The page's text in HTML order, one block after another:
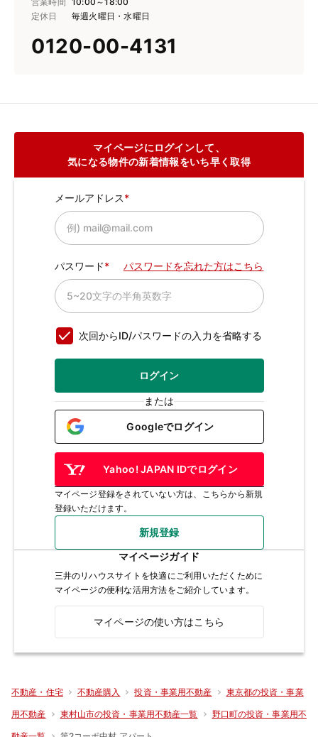
定休日
毎週火曜日・水曜日
0120-00-4131
マイページにログインして、
気になる物件の新着情報をいち早く取得
メールアドレス
パスワード パスワードを忘れた方はこちら
次回からID/パスワードの入力を省略する
ログイン
または
Googleでログイン
Yahoo! JAPAN IDでログイン
マイページ登録をされていない方は、こちらから新規
登録いただけます。
新規登録
マイページガイド
三井のリハウスサイトを快適にご利用いただくために
マイページの便利な活用方法をご紹介しています。
マイページの使い方はこちら
不動産・住宅 不動産購入 投資・事業用不動産 東京都の投資・事業
用不動産 東村山市の投資・事業用不動産一覧 野口町の投資・事業用不